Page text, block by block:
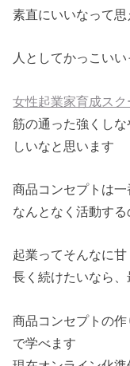
素直にいいなって
人としてかっこい
女性起業家育成スク
筋の通った強くし
しいなと思います
商品コンセプトは一
なんとなく活動する
起業ってそんなに
長く続けたいなら
商品コンセプトの作
で学べます